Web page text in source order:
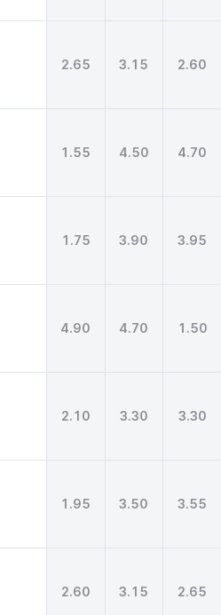
2.65 3.15 2.60
1.55 4.50 4.70
1.75 3.90 3.95
4.90 4.70 1.50
2.10 3.30 3.30
1.95 3.50 3.55
2.60 3.15 2.65